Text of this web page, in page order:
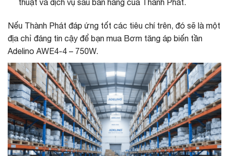
thuật và dịch vụ sau bán hàng của Thành Phát.
Nếu Thành Phát đáp ứng tốt các tiêu chí trên, đó sẽ là một
địa chỉ đáng tin cậy để bạn mua Bơm tăng áp biến tần
Adelino AWE4-4 – 750W.